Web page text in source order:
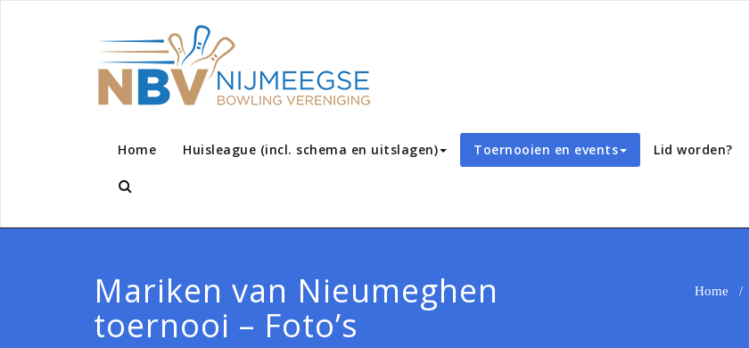
Home Huisleague (incl. schema en uitslagen) Toernooien en events Lid worden?
Mariken van Nieumeghen
toernooi – Foto’s
Home /